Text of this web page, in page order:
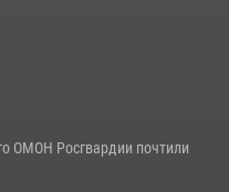
ОМОН Росгвардии почтили